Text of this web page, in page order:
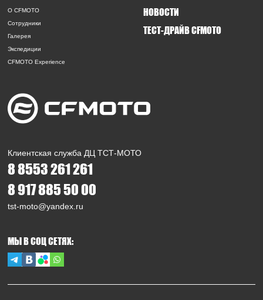
Клиентская служба ДЦ ТСТ-МОТО
8 8553 261 261
8 917 885 50 00
tst-moto@yandex.ru
МЫ В СОЦ СЕТЯХ:
O CFMOTO
Сотрудники
Галерея
Экспедиции
CFMOTO Experience
НОВОСТИ
ТЕСТ-ДРАЙВ CFMOTO